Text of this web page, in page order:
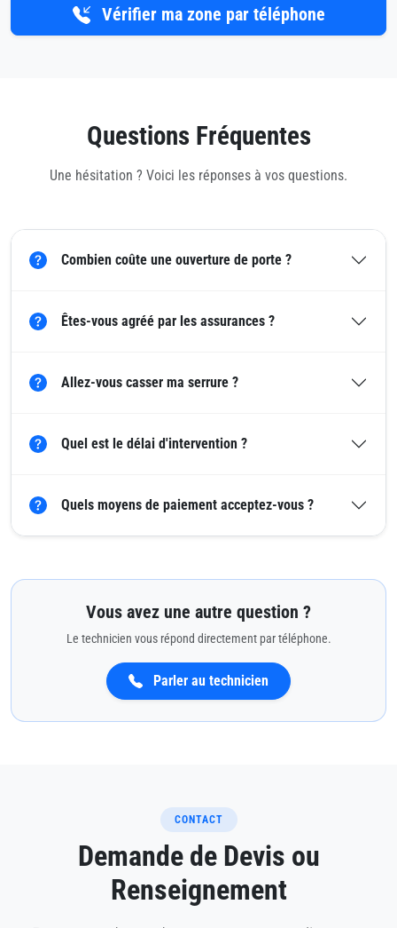
Vérifier ma zone par téléphone
Questions Fréquentes
Une hésitation ? Voici les réponses à vos questions.
Combien coûte une ouverture de porte ?
Êtes-vous agréé par les assurances ?
Allez-vous casser ma serrure ?
Quel est le délai d'intervention ?
Quels moyens de paiement acceptez-vous ?
Vous avez une autre question ?
Le technicien vous répond directement par téléphone.
Parler au technicien
CONTACT
Demande de Devis ou
Renseignement